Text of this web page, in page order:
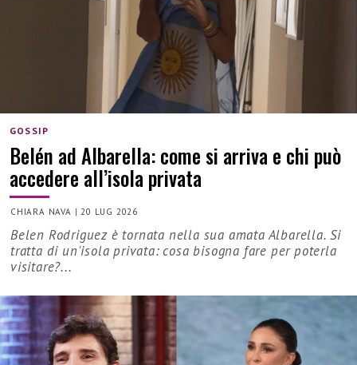
GOSSIP
Belén ad Albarella: come si arriva e chi può
accedere all’isola privata
CHIARA NAVA | 20 LUG 2026
Belen Rodriguez è tornata nella sua amata Albarella. Si
tratta di un'isola privata: cosa bisogna fare per poterla
visitare?...